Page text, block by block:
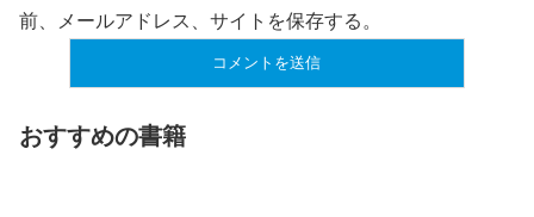
前、メールアドレス、サイトを保存する。
おすすめの書籍